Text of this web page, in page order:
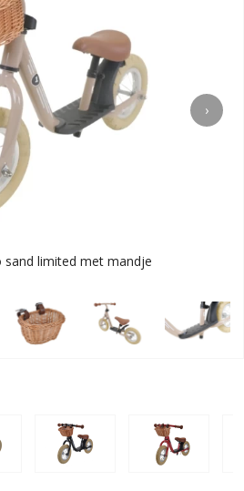
›
sand limited met mandje